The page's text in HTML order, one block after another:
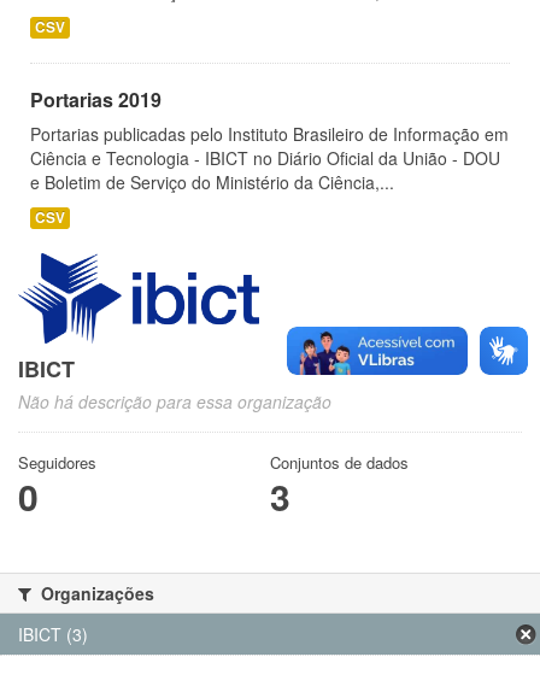
CSV
Portarias 2019
Portarias publicadas pelo Instituto Brasileiro de Informação em
Ciência e Tecnologia - IBICT no Diário Oficial da União - DOU
e Boletim de Serviço do Ministério da Ciência,...
CSV
IBICT
Não há descrição para essa organização
Seguidores
0
Conjuntos de dados
3
Organizações
IBICT (3)